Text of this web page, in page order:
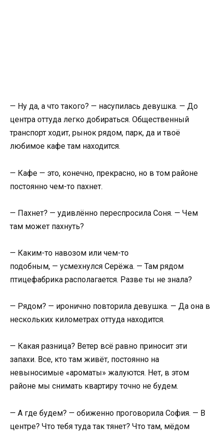
— Ну да, а что такого? — насупилась девушка. — До
центра оттуда легко добираться. Общественный
транспорт ходит, рынок рядом, парк, да и твоё
любимое кафе там находится.
— Кафе — это, конечно, прекрасно, но в том районе
постоянно чем-то пахнет.
— Пахнет? — удивлённо переспросила Соня. — Чем
там может пахнуть?
— Каким-то навозом или чем-то
подобным, — усмехнулся Серёжа. — Там рядом
птицефабрика располагается. Разве ты не знала?
— Рядом? — иронично повторила девушка. — Да она в
нескольких километрах оттуда находится.
— Какая разница? Ветер всё равно приносит эти
запахи. Все, кто там живёт, постоянно на
невыносимые «ароматы» жалуются. Нет, в этом
районе мы снимать квартиру точно не будем.
— А где будем? — обиженно проговорила София. — В
центре? Что тебя туда так тянет? Что там, мёдом